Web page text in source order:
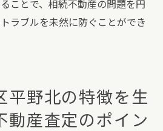
ことで、相続不動産の問題を円
ラブルを未然に防ぐことができ
平野北の特徴を生
動産査定のポイン